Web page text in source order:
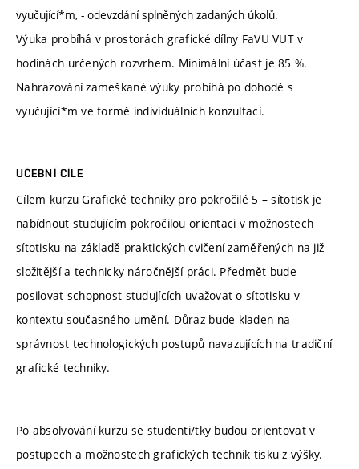
vyučující*m, - odevzdání splněných zadaných úkolů.
Výuka probíhá v prostorách grafické dílny FaVU VUT v
hodinách určených rozvrhem. Minimální účast je 85 %.
Nahrazování zameškané výuky probíhá po dohodě s
vyučující*m ve formě individuálních konzultací.
UČEBNÍ CÍLE
Cílem kurzu Grafické techniky pro pokročilé 5 – sítotisk je
nabídnout studujícím pokročilou orientaci v možnostech
sítotisku na základě praktických cvičení zaměřených na již
složitější a technicky náročnější práci. Předmět bude
posilovat schopnost studujících uvažovat o sítotisku v
kontextu současného umění. Důraz bude kladen na
správnost technologických postupů navazujících na tradiční
grafické techniky.
Po absolvování kurzu se studenti/tky budou orientovat v
postupech a možnostech grafických technik tisku z výšky.